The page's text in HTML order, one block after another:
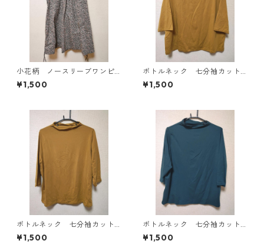
小花柄 ノースリーブワンピ
ース ４Ｌ ブラック KAE-
4819
¥1,500
ボトルネック 七分袖カット
ソー ４Ｌ マスタード KA
E-4818
¥1,500
ボトルネック 七分袖カット
ソー ４Ｌ マスタード KA
E-4816
¥1,500
ボトルネック 七分袖カット
ソー ４Ｌ ティールグリー
ン KAE-4815
¥1,500